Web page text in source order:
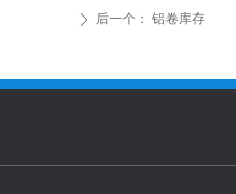
ꄲ 后一个： 铝卷库存